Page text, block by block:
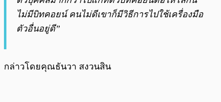
ไม่มีบิทคอยน์ คนไม่ดีเขาก็มีวิธีการไปใช้เครื่องมือ
ตัวอื่นอยู่ดี”
กล่าวโดยคุณธันวา สงวนสิน